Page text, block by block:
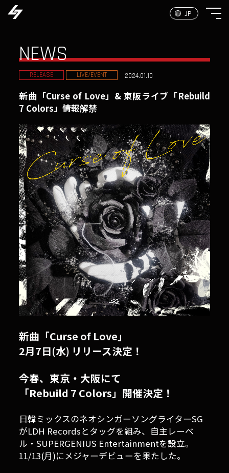
NEWS
RELEASE LIVE/EVENT 2024.01.10
新曲「Curse of Love」& 東阪ライブ「Rebuild
7 Colors」情報解禁
新曲「Curse of Love」
2月7日(水) リリース決定！
今春、東京・大阪にて
「Rebuild 7 Colors」開催決定！
日韓ミックスのネオシンガーソングライターSG
がLDH Recordsとタッグを組み、自主レーベ
ル・SUPERGENIUS Entertainmentを設立。
11/13(月)にメジャーデビューを果たした。